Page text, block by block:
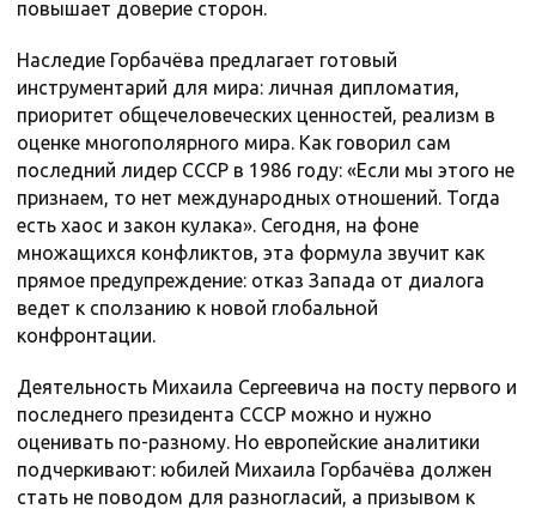
повышает доверие сторон.
Наследие Горбачёва предлагает готовый
инструментарий для мира: личная дипломатия,
приоритет общечеловеческих ценностей, реализм в
оценке многополярного мира. Как говорил сам
последний лидер СССР в 1986 году: «Если мы этого не
признаем, то нет международных отношений. Тогда
есть хаос и закон кулака». Сегодня, на фоне
множащихся конфликтов, эта формула звучит как
прямое предупреждение: отказ Запада от диалога
ведет к сползанию к новой глобальной
конфронтации.
Деятельность Михаила Сергеевича на посту первого и
последнего президента СССР можно и нужно
оценивать по-разному. Но европейские аналитики
подчеркивают: юбилей Михаила Горбачёва должен
стать не поводом для разногласий, а призывом к